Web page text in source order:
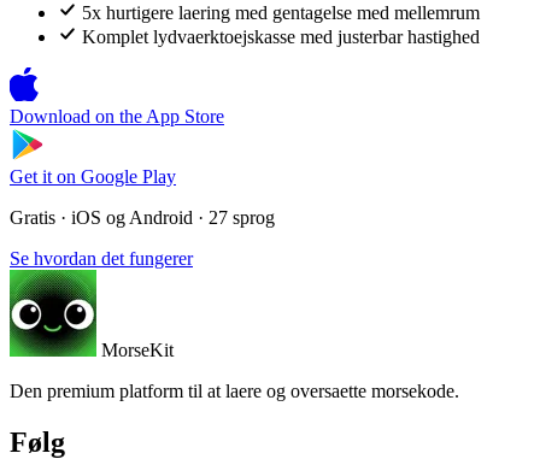
5x hurtigere laering med gentagelse med mellemrum
Komplet lydvaerktoejskasse med justerbar hastighed
Download on the App Store
Get it on Google Play
Gratis · iOS og Android · 27 sprog
Se hvordan det fungerer
MorseKit
Den premium platform til at laere og oversaette morsekode.
Følg